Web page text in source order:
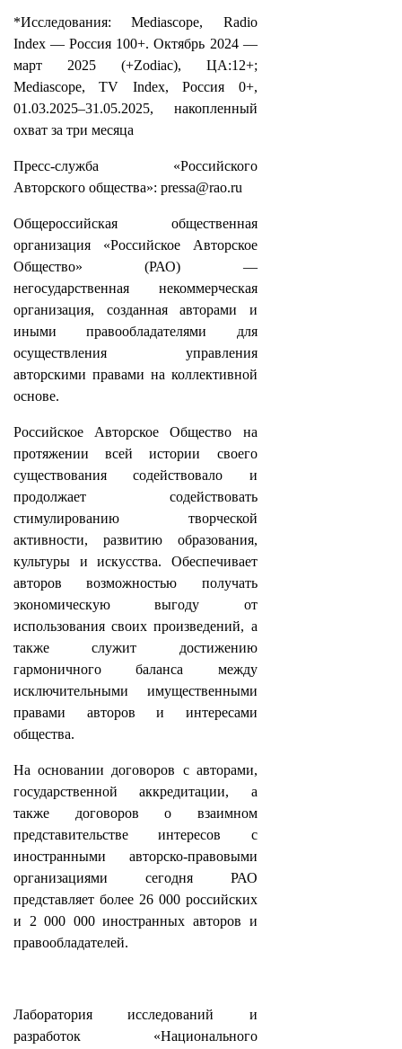
*Исследования: Mediascope, Radio
Index — Россия 100+. Октябрь 2024 —
март 2025 (+Zodiac), ЦА:12+;
Mediascope, TV Index, Россия 0+,
01.03.2025–31.05.2025, накопленный
охват за три месяца
Пресс-служба «Российского
Авторского общества»: pressa@rao.ru
Общероссийская общественная
организация «Российское Авторское
Общество» (РАО) —
негосударственная некоммерческая
организация, созданная авторами и
иными правообладателями для
осуществления управления
авторскими правами на коллективной
основе.
Российское Авторское Общество на
протяжении всей истории своего
существования содействовало и
продолжает содействовать
стимулированию творческой
активности, развитию образования,
культуры и искусства. Обеспечивает
авторов возможностью получать
экономическую выгоду от
использования своих произведений, а
также служит достижению
гармоничного баланса между
исключительными имущественными
правами авторов и интересами
общества.
На основании договоров с авторами,
государственной аккредитации, а
также договоров о взаимном
представительстве интересов с
иностранными авторско-правовыми
организациями сегодня РАО
представляет более 26 000 российских
и 2 000 000 иностранных авторов и
правообладателей.
Лаборатория исследований и
разработок «Национального